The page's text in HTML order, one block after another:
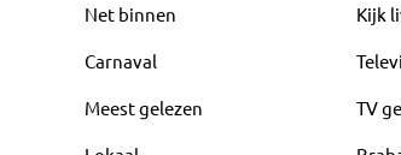
Net binnen
Carnaval
Meest gelezen
Kijk
TV